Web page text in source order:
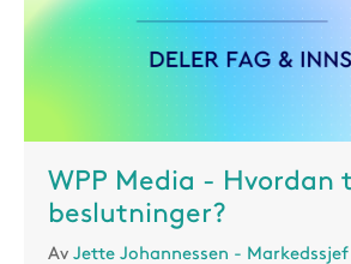
WPP Media - Hvordan
beslutninger?
Av Jette Johannessen - Markedssjef